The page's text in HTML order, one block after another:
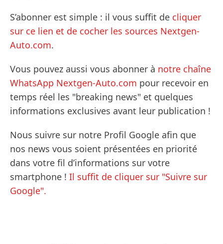
S’abonner est simple : il vous suffit de cliquer
sur ce lien et de cocher les sources Nextgen-
Auto.com.
Vous pouvez aussi vous abonner à notre chaîne
WhatsApp Nextgen-Auto.com pour recevoir en
temps réel les "breaking news" et quelques
informations exclusives avant leur publication !
Nous suivre sur notre Profil Google afin que
nos news vous soient présentées en priorité
dans votre fil d’informations sur votre
smartphone ! Il suffit de cliquer sur "Suivre sur
Google".